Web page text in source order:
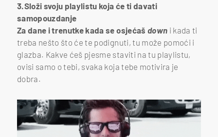
3.Složi svoju playlistu koja će ti davati
samopouzdanje
Za dane i trenutke kada se osjećaš down i kada ti
treba nešto što će te podignuti, tu može pomoći i
glazba. Kakve ćeš pjesme staviti na tu playlistu,
ovisi samo o tebi, svaka koja tebe motivira je
dobra.